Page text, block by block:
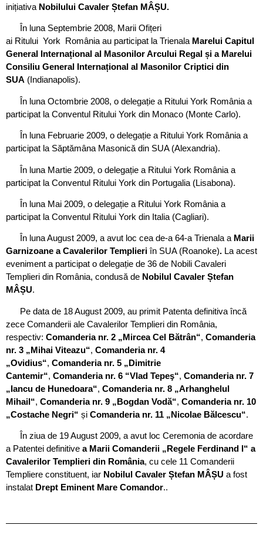
inițiativa Nobilului Cavaler Ștefan MÂȘU.
În luna Septembrie 2008, Marii Ofițeri
ai Ritului York România au participat la Trienala Marelui Capitul
General Internațional al Masonilor Arcului Regal și a Marelui
Consiliu General Internațional al Masonilor Criptici din
SUA (Indianapolis).
În luna Octombrie 2008, o delegație a Ritului York România a
participat la Conventul Ritului York din Monaco (Monte Carlo).
În luna Februarie 2009, o delegație a Ritului York România a
participat la Săptămâna Masonică din SUA (Alexandria).
În luna Martie 2009, o delegație a Ritului York România a
participat la Conventul Ritului York din Portugalia (Lisabona).
În luna Mai 2009, o delegație a Ritului York România a
participat la Conventul Ritului York din Italia (Cagliari).
În luna August 2009, a avut loc cea de-a 64-a Trienala a Marii
Garnizoane a Cavalerilor Templieriîn SUA (Roanoke). La acest
eveniment a participat o delegație de 36 de Nobili Cavaleri
Templieri din România, condusă de Nobilul Cavaler Ștefan
MÂȘU.
Pe data de 18 August 2009, au primit Patenta definitiva încă
zece Comanderii ale Cavalerilor Templieri din România,
respectiv: Comanderia nr. 2 „Mircea Cel Bătrân“, Comanderia
nr. 3 „Mihai Viteazu“, Comanderia nr. 4
„Ovidius“, Comanderia nr. 5 „Dimitrie
Cantemir“, Comanderia nr. 6 “Vlad Tepeş“, Comanderia nr. 7
„Iancu de Hunedoara“, Comanderia nr. 8 „Arhanghelul
Mihail“, Comanderia nr. 9 „Bogdan Vodă“, Comanderia nr. 10
„Costache Negri“ și Comanderia nr. 11 „Nicolae Bălcescu“.
În ziua de 19 August 2009, a avut loc Ceremonia de acordare
a Patentei definitive a Marii Comanderii „Regele Ferdinand I“ a
Cavalerilor Templieri din România, cu cele 11 Comanderii
Templiere constituent, iar Nobilul Cavaler Ștefan MÂȘU a fost
instalat Drept Eminent Mare Comandor..